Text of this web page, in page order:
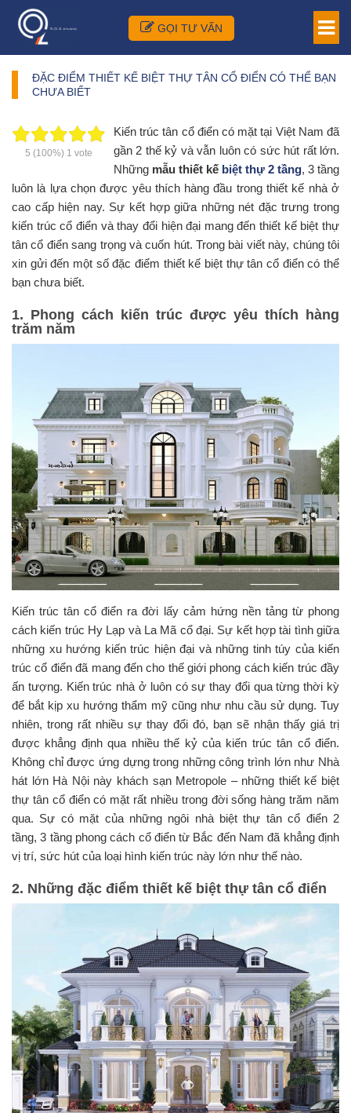
GỌI TƯ VẤN
ĐẶC ĐIỂM THIẾT KẾ BIỆT THỰ TÂN CỔ ĐIỂN CÓ THỂ BẠN
CHƯA BIẾT
5 (100%) 1 vote
Kiến trúc tân cổ điển có mặt tại Việt Nam đã
gần 2 thế kỷ và vẫn luôn có sức hút rất lớn.
Những mẫu thiết kế biệt thự 2 tầng, 3 tầng
luôn là lựa chọn được yêu thích hàng đầu trong thiết kế nhà ở
cao cấp hiện nay. Sự kết hợp giữa những nét đặc trưng trong
kiến trúc cổ điển và thay đổi hiện đại mang đến thiết kế biệt thự
tân cổ điển sang trọng và cuốn hút. Trong bài viết này, chúng tôi
xin gửi đến một số đặc điểm thiết kế biệt thự tân cổ điển có thể
bạn chưa biết.
1. Phong cách kiến trúc được yêu thích hàng
trăm năm
Kiến trúc tân cổ điển ra đời lấy cảm hứng nền tảng từ phong
cách kiến trúc Hy Lạp và La Mã cổ đại. Sự kết hợp tài tình giữa
những xu hướng kiến trúc hiện đại và những tinh túy của kiến
trúc cổ điển đã mang đến cho thế giới phong cách kiến trúc đầy
ấn tượng. Kiến trúc nhà ở luôn có sự thay đổi qua từng thời kỳ
để bắt kịp xu hướng thẩm mỹ cũng như nhu cầu sử dụng. Tuy
nhiên, trong rất nhiều sự thay đổi đó, bạn sẽ nhận thấy giá trị
được khẳng định qua nhiều thế kỷ của kiến trúc tân cổ điển.
Không chỉ được ứng dựng trong những công trình lớn như Nhà
hát lớn Hà Nội này khách sạn Metropole – những thiết kế biệt
thự tân cổ điển có mặt rất nhiều trong đời sống hàng trăm năm
qua. Sự có mặt của những ngôi nhà biệt thự tân cổ điển 2
tầng, 3 tầng phong cách cổ điển từ Bắc đến Nam đã khẳng định
vị trí, sức hút của loại hình kiến trúc này lớn như thế nào.
2. Những đặc điểm thiết kế biệt thự tân cổ điển